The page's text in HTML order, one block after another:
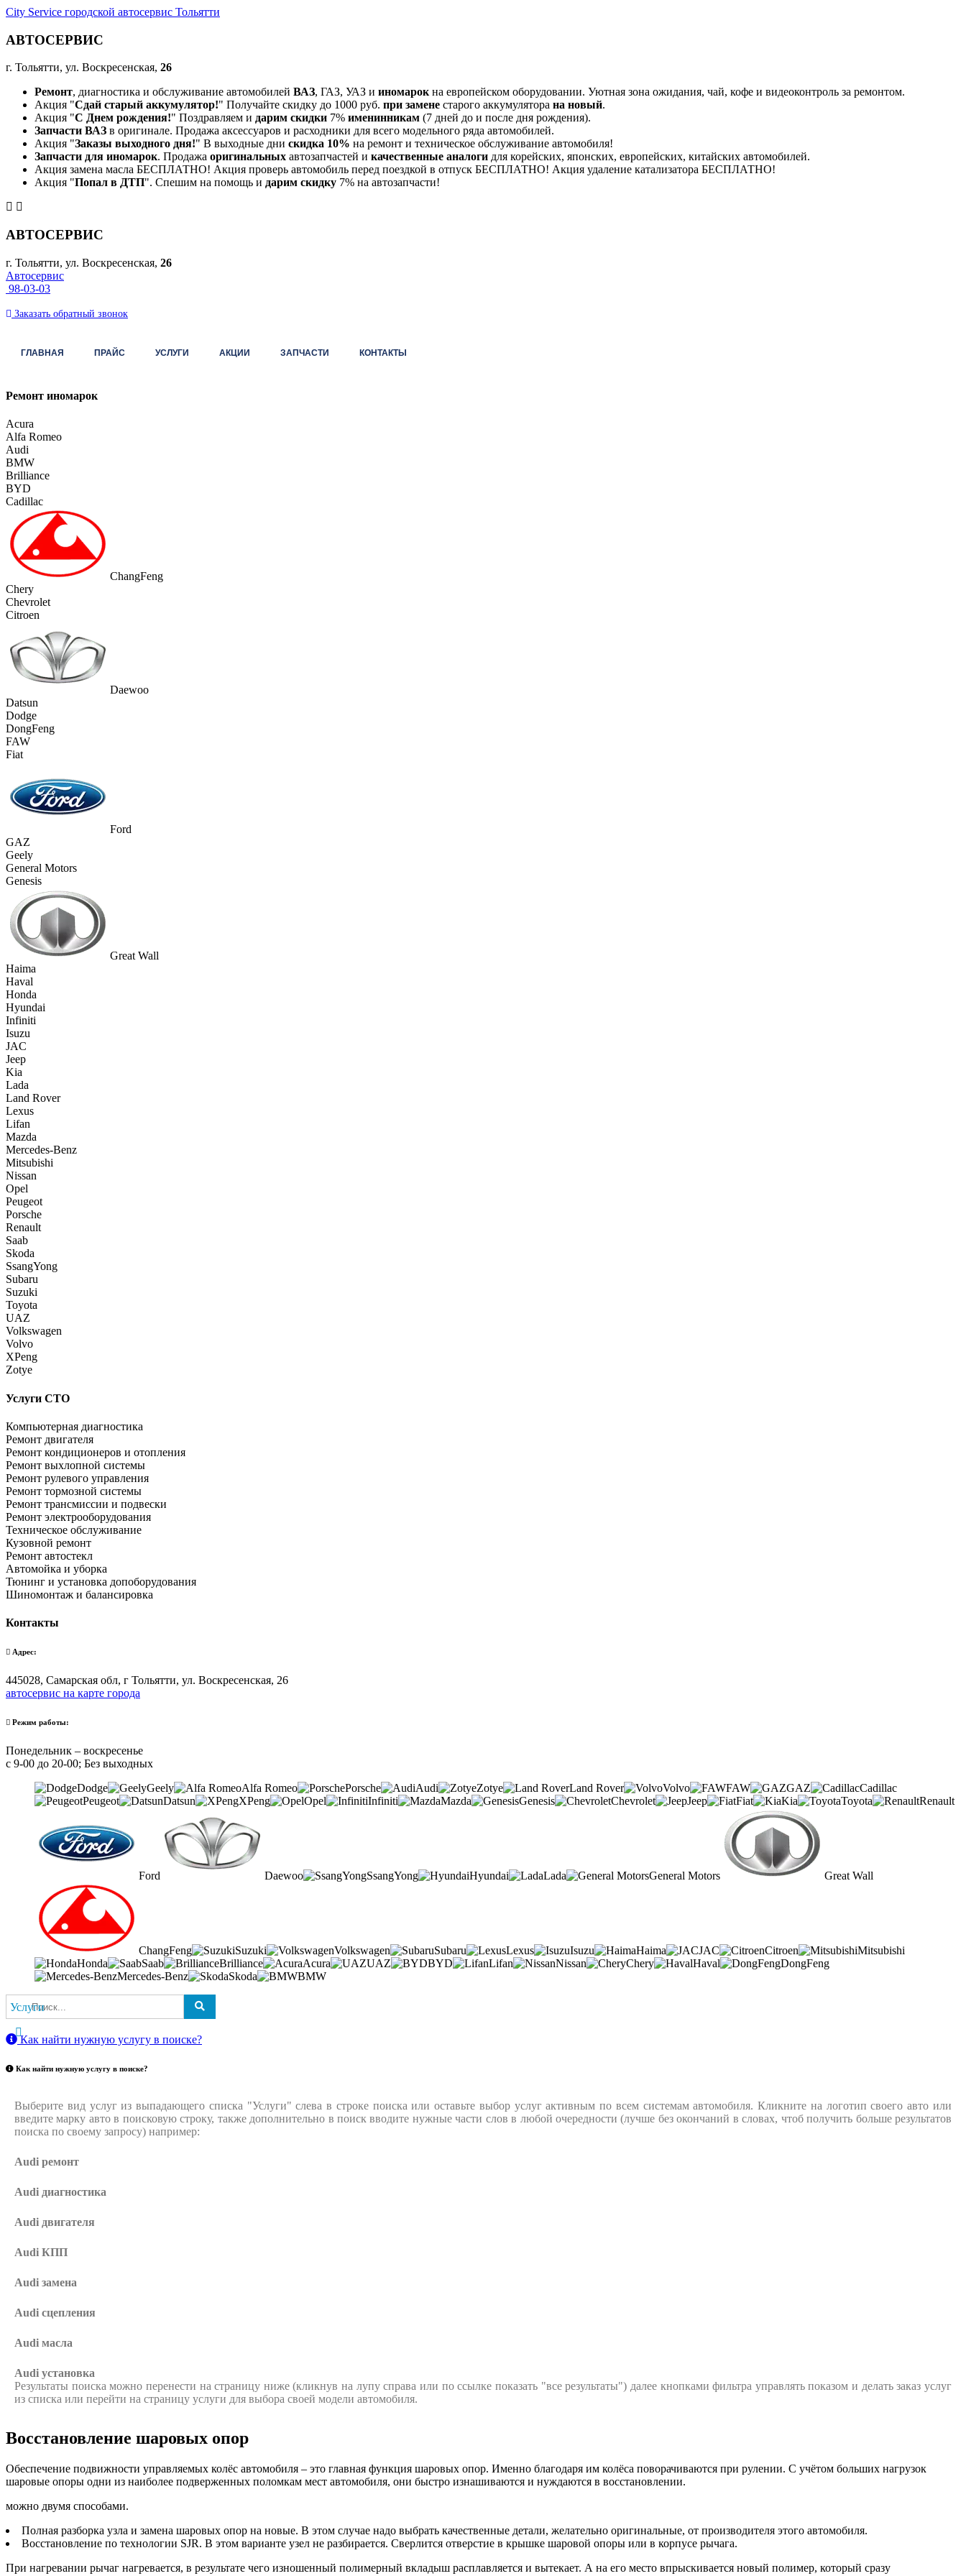
City Service городской автосервис Тольятти
АВТОСЕРВИС
г. Тольятти, ул. Воскресенская, 26
Ремонт, диагностика и обслуживание автомобилей ВАЗ, ГАЗ, УАЗ и иномарокна европейском оборудовании. Уютная зона ожидания, чай, кофе и видеоконтроль за ремонтом.
Акция "Сдай старый аккумулятор!" Получайте скидку до 1000 руб. при замене старого аккумулятора на новый.
Акция "С Днем рождения!" Поздравляем и дарим скидки 7% именинникам (7 дней до и после дня рождения).
Запчасти ВАЗ в оригинале. Продажа аксессуаров и расходники для всего модельного ряда автомобилей.
Акция "Заказы выходного дня!" В выходные дни скидка 10% на ремонт и техническое обслуживание автомобиля!
Запчасти для иномарок. Продажа оригинальных автозапчастей и качественные аналоги для корейских, японских, европейских, китайских автомобилей.
Акция замена масла БЕСПЛАТНО! Акция проверь автомобиль перед поездкой в отпуск БЕСПЛАТНО! Акция удаление катализатора БЕСПЛАТНО!
Акция "Попал в ДТП". Спешим на помощь и дарим скидку 7% на автозапчасти!
АВТОСЕРВИС
г. Тольятти, ул. Воскресенская, 26
Автосервис
98-03-03
Заказать обратный звонок
ГЛАВНАЯ ПРАЙС УСЛУГИ АКЦИИ ЗАПЧАСТИ КОНТАКТЫ
Ремонт иномарок
Acura
Alfa Romeo
Audi
BMW
Brilliance
BYD
Cadillac
ChangFeng
Chery
Chevrolet
Citroen
Daewoo
Datsun
Dodge
DongFeng
FAW
Fiat
Ford
GAZ
Geely
General Motors
Genesis
Great Wall
Haima
Haval
Honda
Hyundai
Infiniti
Isuzu
JAC
Jeep
Kia
Lada
Land Rover
Lexus
Lifan
Mazda
Mercedes-Benz
Mitsubishi
Nissan
Opel
Peugeot
Porsche
Renault
Saab
Skoda
SsangYong
Subaru
Suzuki
Toyota
UAZ
Volkswagen
Volvo
XPeng
Zotye
Услуги СТО
Компьютерная диагностика
Ремонт двигателя
Ремонт кондиционеров и отопления
Ремонт выхлопной системы
Ремонт рулевого управления
Ремонт тормозной системы
Ремонт трансмиссии и подвески
Ремонт электрооборудования
Техническое обслуживание
Кузовной ремонт
Ремонт автостекл
Автомойка и уборка
Тюнинг и установка допоборудования
Шиномонтаж и балансировка
Контакты
Адрес:
445028, Самарская обл, г Тольятти, ул. Воскресенская, 26
автосервис на карте города
Режим работы:
Понедельник – воскресенье
с 9-00 до 20-00; Без выходных
Dodge
Geely Alfa Romeo Porsche Audi Zotye Land Rover Volvo FAW GAZ
Cadillac
Peugeot
Datsun XPeng Opel Infiniti Mazda Genesis Chevrolet Jeep Fiat Kia Toyota Renault
Ford Daewoo SsangYong Hyundai Lada General Motors Great Wall
ChangFeng Suzuki Volkswagen Subaru Lexus Isuzu Haima JAC Citroen
Mitsubishi
Honda
Saab Brilliance Acura UAZ BYD Lifan Nissan Chery Haval
DongFeng
Mercedes-Benz
Skoda BMW
Услуги
Как найти нужную услугу в поиске?
Как найти нужную услугу в поиске?
Выберите вид услуг из выпадающего списка "Услуги" слева в строке поиска или оставьте выбор услуг активным по всем системам автомобиля. Кликните на логотип своего авто или
введите марку авто в поисковую строку, также дополнительно в поиск вводите нужные части слов в любой очередности (лучше без окончаний в словах, чтоб получить больше результатов
поиска по своему запросу) например:
Audi ремонт
Audi диагностика
Audi двигателя
Audi КПП
Audi замена
Audi сцепления
Audi масла
Audi установка
Результаты поиска можно перенести на страницу ниже (кликнув на лупу справа или по ссылке показать "все результаты") далее кнопками фильтра управлять показом и делать заказ услуг
из списка или перейти на страницу услуги для выбора своей модели автомобиля.
Восстановление шаровых опор
Обеспечение подвижности управляемых колёс автомобиля – это главная функция шаровых опор. Именно благодаря им колёса поворачиваются при рулении. С учётом больших нагрузок
шаровые опоры одни из наиболее подверженных поломкам мест автомобиля, они быстро изнашиваются и нуждаются в восстановлении.
можно двумя способами.
Полная разборка узла и замена шаровых опор на новые. В этом случае надо выбрать качественные детали, желательно оригинальные, от производителя этого автомобиля.
Восстановление по технологии SJR. В этом варианте узел не разбирается. Сверлится отверстие в крышке шаровой опоры или в корпусе рычага.
При нагревании рычаг нагревается, в результате чего изношенный полимерный вкладыш расплавляется и вытекает. А на его место впрыскивается новый полимер, который сразу